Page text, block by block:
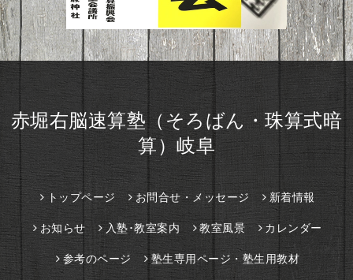
赤堀右脳速算塾（そろばん・珠算式暗
算）岐阜
トップページ お問合せ・メッセージ 新着情報
お知らせ 入塾･教室案内 教室風景 カレンダー
参考のページ 塾生専用ページ・塾生用教材